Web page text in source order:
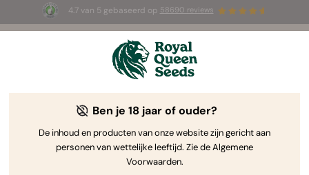
4.7 van 5 gebaseerd op 58690 reviews
☀️ Summer Sales: tot wel 50% korting
op geselecteerde producten! ⏤
The RQS Blog
Cannabis Lifestyle Blogs
Ben je 18 jaar of ouder?
De inhoud en producten van onze website zijn gericht aan
personen van wettelijke leeftijd. Zie de Algemene
Voorwaarden.